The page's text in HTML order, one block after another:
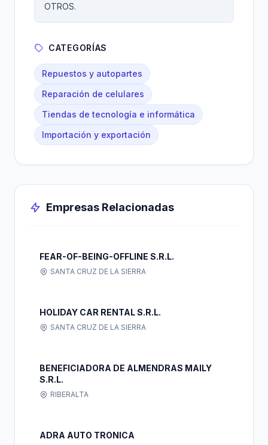
OTROS.
CATEGORÍAS
Repuestos y autopartes
Reparación de celulares
Tiendas de tecnología e informática
Importación y exportación
Empresas Relacionadas
FEAR-OF-BEING-OFFLINE S.R.L.
SANTA CRUZ DE LA SIERRA
HOLIDAY CAR RENTAL S.R.L.
SANTA CRUZ DE LA SIERRA
BENEFICIADORA DE ALMENDRAS MAILY
S.R.L.
RIBERALTA
ADRA AUTO TRONICA